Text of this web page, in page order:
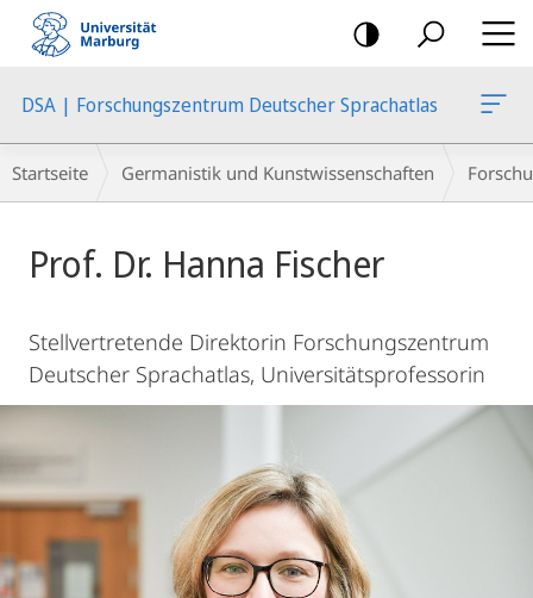
Mobile-
Navigation
DSA | Forschungszentrum Deutscher Sprachatlas
Breadcrumb-
Navigation
Startseite Germanistik und Kunstwissenschaften
Prof. Dr. Hanna Fischer
Stellvertretende Direktorin Forschungszentrum
Deutscher Sprachatlas, Universitätsprofessorin